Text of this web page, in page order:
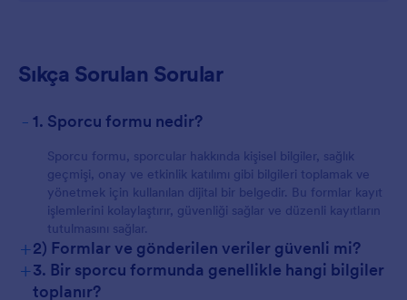
Müşteriler için
Sıkça Sorulan Sorular
- 1. Sporcu formu nedir?
Sporcu formu, sporcular hakkında kişisel bilgiler, sağlık
geçmişi, onay ve etkinlik katılımı gibi bilgileri toplamak ve
yönetmek için kullanılan dijital bir belgedir. Bu formlar kayıt
işlemlerini kolaylaştırır, güvenliği sağlar ve düzenli kayıtların
tutulmasını sağlar.
+2) Formlar ve gönderilen veriler güvenli mi?
+3. Bir sporcu formunda genellikle hangi bilgiler
toplanır?